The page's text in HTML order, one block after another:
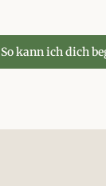
So kann ich dich